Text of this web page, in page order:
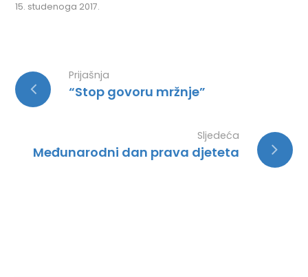
15. studenoga 2017.
Prijašnja
“Stop govoru mržnje”
Sljedeća
Međunarodni dan prava djeteta